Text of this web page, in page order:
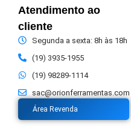
Atendimento ao
cliente
Segunda a sexta: 8h às 18h
(19) 3935-1955
(19) 98289-1114
sac@orionferramentas.com
Área Revenda